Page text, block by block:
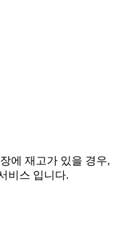
에 재고가 있을 경우,
비스 입니다.